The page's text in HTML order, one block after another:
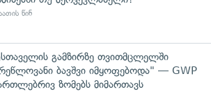
წინ
გამზირზე თვითმცლელში
ბავშვი იმყოფებოდა" — GWP
ზომებს მიმართავს